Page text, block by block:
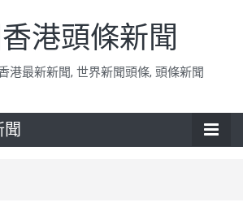
港頭條新聞
港最新新聞, 世界新聞頭條, 頭條新聞